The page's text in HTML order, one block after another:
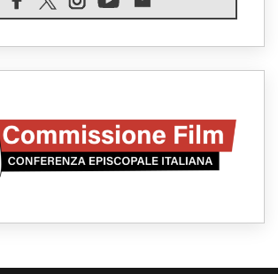
08.08.2026
Spin Time, Reina: Cristo non abita nei
senzatetto
08.08.2026
08.08.2026
Argentina, l'arcivescovo Colombo: "La
visita del Papa messaggio di pace e
dignità"